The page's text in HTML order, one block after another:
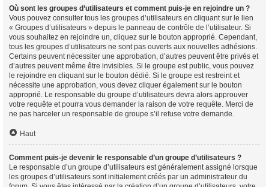
Où sont les groupes d’utilisateurs et comment puis-je en rejoindre un ?
Vous pouvez consulter tous les groupes d’utilisateurs en cliquant sur le lien
« Groupes d’utilisateurs » depuis le panneau de contrôle de l’utilisateur. Si
vous souhaitez en rejoindre un, cliquez sur le bouton approprié. Cependant,
tous les groupes d’utilisateurs ne sont pas ouverts aux nouvelles adhésions.
Certains peuvent nécessiter une approbation, d’autres peuvent être privés et
d’autres peuvent même être invisibles. Si le groupe est public, vous pouvez
le rejoindre en cliquant sur le bouton dédié. Si le groupe est restreint et
nécessite une approbation, vous devez cliquer également sur le bouton
approprié. Le responsable du groupe d’utilisateurs devra alors approuver
votre requête et pourra vous demander la raison de votre requête. Merci de
ne pas harceler un responsable de groupe s’il refuse votre demande.
Haut
Comment puis-je devenir le responsable d’un groupe d’utilisateurs ?
Le responsable d’un groupe d’utilisateurs est généralement assigné lorsque
les groupes d’utilisateurs sont initialement créés par un administrateur du